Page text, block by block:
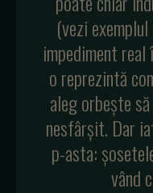
(vezi
impediment
o reprezintă
aleg orbește
nesfârșit. Dar
p-asta:
vând